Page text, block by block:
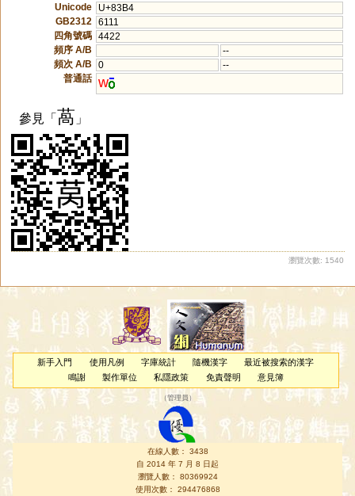
Unicode
U+83B4
GB2312
6111
四角號碼 4422
頻序 A/B
--
頻次 A/B
0
--
普通話 w
參見「萵 」
瀏覽次數: 1540
新手入門 使用凡例 字庫統計 隨機漢字
最近被搜索的漢字
鳴謝
製作單位 私隱政策 免責聲明 意見簿
（管理員 ）
在線人數： 3438
自 2014 年 7 月 8 日起
瀏覽人數： 80369924
使用次數： 294476868